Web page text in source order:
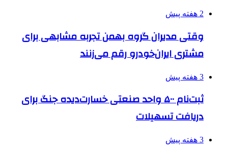
2 هفته پیش
وقتی مدیران گروه بهمن تجربه مشابهی برای
مشتری ایران‌خودرو رقم می‌زنند
3 هفته پیش
ثبت‌نام ۵۰۰ واحد صنعتی خسارت‌دیده جنگ برای
دریافت تسهیلات
3 هفته پیش